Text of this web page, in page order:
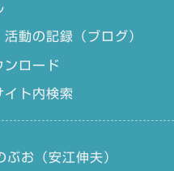
活動の記録（ブログ）
ンロード
イト内検索
ぶお（安江伸夫）